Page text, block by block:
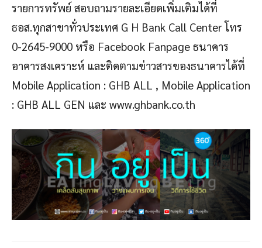
รายการทรัพย์ สอบถามรายละเอียดเพิ่มเติมได้ที่
ธอส.ทุกสาขาทั่วประเทศ G H Bank Call Center โทร
0-2645-9000 หรือ Facebook Fanpage ธนาคาร
อาคารสงเคราะห์ และติดตามข่าวสารของธนาคารได้ที่
Mobile Application : GHB ALL , Mobile Application
: GHB ALL GEN และ www.ghbank.co.th